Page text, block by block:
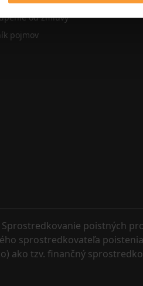
od zmluvy
pojmov
poistných
sprostredkovateľa
ako tzv. finančný